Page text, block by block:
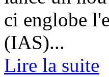
ci englobe
(IAS)...
Lire la suite